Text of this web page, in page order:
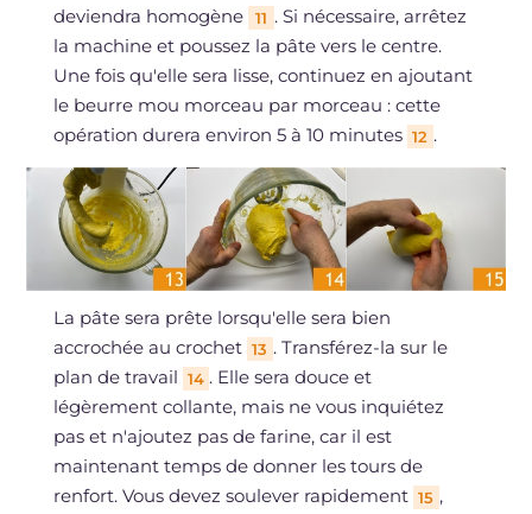
deviendra homogène
11 . Si nécessaire, arrêtez
la machine et poussez la pâte vers le centre.
Une fois qu'elle sera lisse, continuez en ajoutant
le beurre mou morceau par morceau : cette
opération durera environ 5 à 10 minutes 12 .
La pâte sera prête lorsqu'elle sera bien
accrochée au crochet 13 . Transférez-la sur le
plan de travail 14 . Elle sera douce et
légèrement collante, mais ne vous inquiétez
pas et n'ajoutez pas de farine, car il est
maintenant temps de donner les tours de
renfort. Vous devez soulever rapidement 15 ,